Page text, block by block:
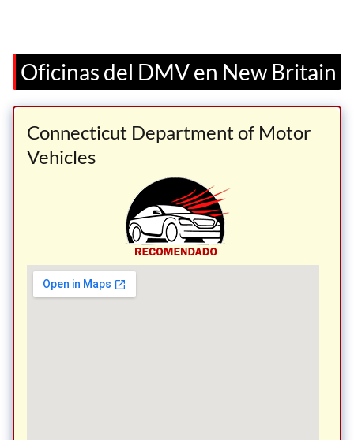
Oficinas del DMV en New Britain
Connecticut Department of Motor
Vehicles